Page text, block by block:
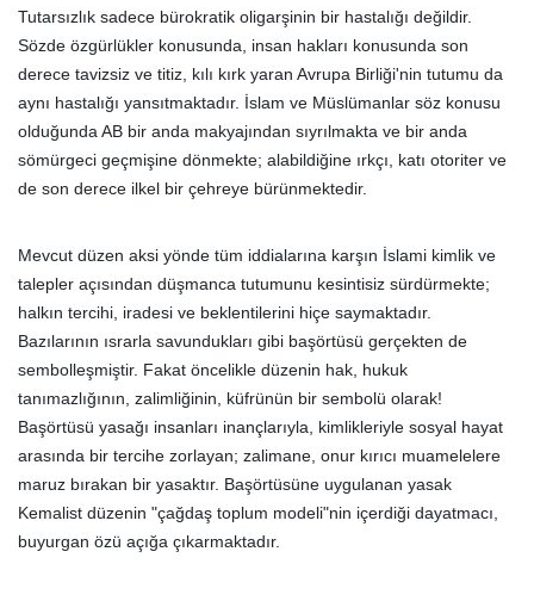
Tutarsızlık sadece bürokratik oligarşinin bir hastalığı değildir.
Sözde özgürlükler konusunda, insan hakları konusunda son
derece tavizsiz ve titiz, kılı kırk yaran Avrupa Birliği'nin tutumu da
aynı hastalığı yansıtmaktadır. İslam ve Müslümanlar söz konusu
olduğunda AB bir anda makyajından sıyrılmakta ve bir anda
sömürgeci geçmişine dönmekte; alabildiğine ırkçı, katı otoriter ve
de son derece ilkel bir çehreye bürünmektedir.
Mevcut düzen aksi yönde tüm iddialarına karşın İslami kimlik ve
talepler açısından düşmanca tutumunu kesintisiz sürdürmekte;
halkın tercihi, iradesi ve beklentilerini hiçe saymaktadır.
Bazılarının ısrarla savundukları gibi başörtüsü gerçekten de
sembolleşmiştir. Fakat öncelikle düzenin hak, hukuk
tanımazlığının, zalimliğinin, küfrünün bir sembolü olarak!
Başörtüsü yasağı insanları inançlarıyla, kimlikleriyle sosyal hayat
arasında bir tercihe zorlayan; zalimane, onur kırıcı muamelelere
maruz bırakan bir yasaktır. Başörtüsüne uygulanan yasak
Kemalist düzenin "çağdaş toplum modeli"nin içerdiği dayatmacı,
buyurgan özü açığa çıkarmaktadır.